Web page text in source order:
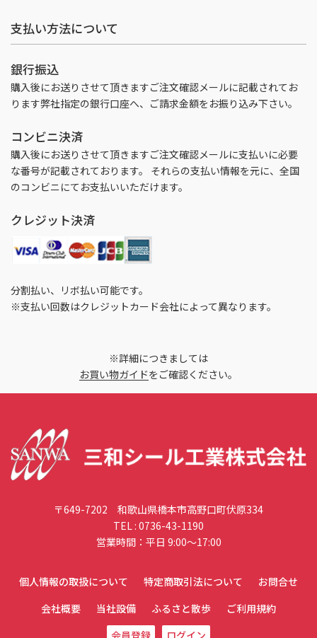
支払い方法について
銀行振込
購入後にお送りさせて頂きますご注文確認メールに記載されてお
ります弊社指定の銀行口座へ、ご請求金額をお振り込み下さい。
コンビニ決済
購入後にお送りさせて頂きますご注文確認メールに支払いに必要
な番号が記載されております。 それらの支払い情報を元に、全国
のコンビニにてお支払いいただけます。
クレジット決済
分割払い、リボ払い可能です。
※支払い回数はクレジットカード会社によって異なります。
※詳細につきましては
お買い物ガイドをご確認ください。
〒649-7202 和歌山県橋本市高野口町伏原334
TEL : 0736-43-1190
営業時間：平日 9:00〜17:00
個人情報の取扱について 特定商取引法について
お問合せ
会社概要
当社設備 ふるさと散歩
ご利用規約